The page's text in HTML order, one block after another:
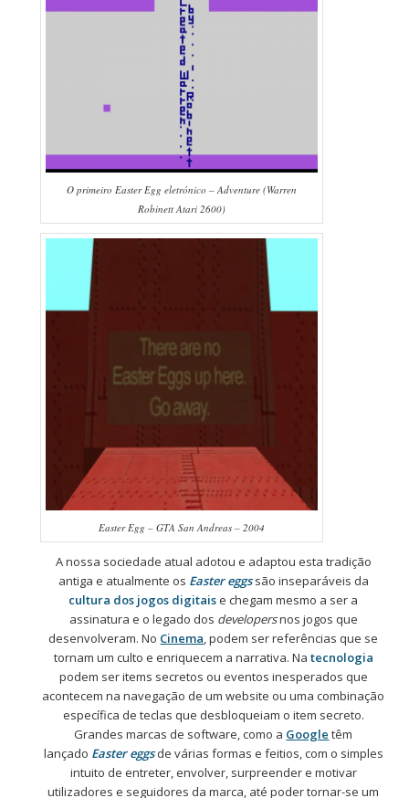
O primeiro Easter Egg eletrónico – Adventure (Warren
Robinett Atari 2600)
Easter Egg – GTA San Andreas – 2004
A nossa sociedade atual adotou e adaptou esta tradição
antiga e atualmente os Easter eggssão inseparáveis da
cultura dos jogos digitaise chegam mesmo a ser a
assinatura e o legado dos developersnos jogos que
desenvolveram. No Cinema, podem ser referências que se
tornam um culto e enriquecem a narrativa. Na tecnologia
podem ser items secretos ou eventos inesperados que
acontecem na navegação de um website ou uma combinação
específica de teclas que desbloqueiam o item secreto.
Grandes marcas de software, como a Google têm
lançado Easter eggsde várias formas e feitios, com o simples
intuito de entreter, envolver, surpreender e motivar
utilizadores e seguidores da marca, até poder tornar-se um